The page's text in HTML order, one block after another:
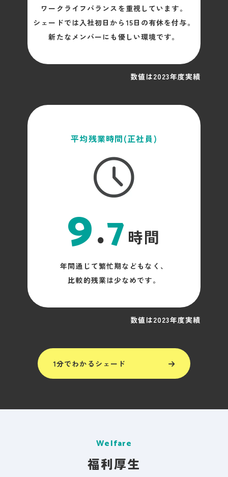
ワークライフバランスを重視しています。
シェードでは入社初日から15日の有休を付与。
新たなメンバーにも優しい環境です。
数値は2023年度実績
平均残業時間(正社員)
9.7 時間
年間通じて繁忙期などもなく、
比較的残業は少なめです。
数値は2023年度実績
1分でわかるシェード
Welfare
福利厚生